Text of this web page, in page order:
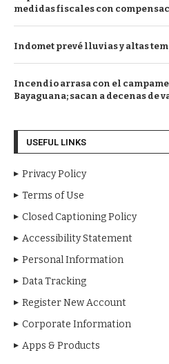
medidas fiscales con
Indomet prevé lluvias y altas
Incendio arrasa con el
Bayaguana; sacan a decenas de
USEFUL LINKS
Privacy Policy
Terms of Use
Closed Captioning Policy
Accessibility Statement
Personal Information
Data Tracking
Register New Account
Corporate Information
Apps & Products